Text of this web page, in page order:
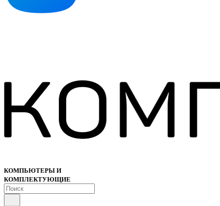
КОМПЬЮТЕРЫ И
КОМПЛЕКТУЮЩИЕ